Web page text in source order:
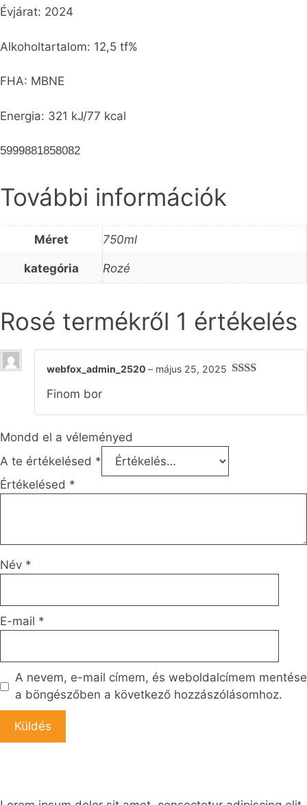
Évjárat: 2024
Alkoholtartalom: 12,5 tf%
FHA: MBNE
Energia: 321 kJ/77 kcal
5999881858082
További információk
Méret 750ml
kategória Rozé
Rosé termékről 1 értékelés
webfox_admin_2520 – május 25, 2025
Finom bor
Mondd el a véleményed
A te értékelésed *
Értékelésed *
Név *
E-mail *
A nevem, e-mail címem, és weboldalcímem mentése
a böngészőben a következő hozzászólásomhoz.